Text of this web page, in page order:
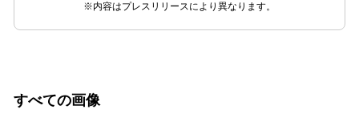
※内容はプレスリリースにより異なります。
すべての画像